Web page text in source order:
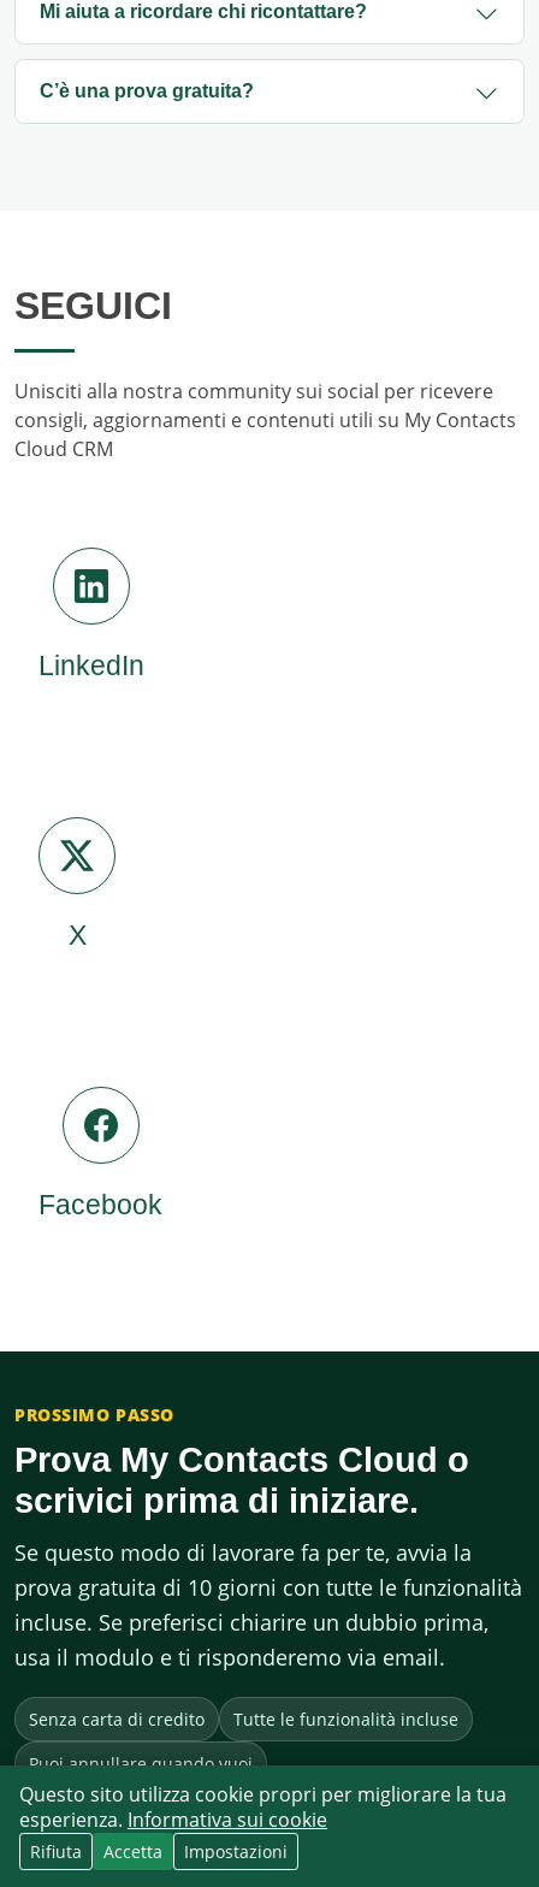
Mi aiuta a ricordare chi ricontattare?
C’è una prova gratuita?
SEGUICI
Unisciti alla nostra community sui social per ricevere
consigli, aggiornamenti e contenuti utili su My Contacts
Cloud CRM
LinkedIn
X
Facebook
PROSSIMO PASSO
Prova My Contacts Cloud o
scrivici prima di iniziare.
Se questo modo di lavorare fa per te, avvia la
prova gratuita di 10 giorni con tutte le funzionalità
incluse. Se preferisci chiarire un dubbio prima,
usa il modulo e ti risponderemo via email.
Senza carta di credito
Tutte le funzionalità incluse
Puoi annullare quando vuoi
Prova gratis per 10 giorni
Questo sito utilizza cookie propri per migliorare la tua
esperienza. Informativa sui cookie
Rifiuta Accetta Impostazioni